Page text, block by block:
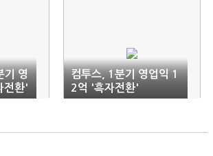
기 영
전환'
컴투스, 1분기 영업익 1
2억 '흑자전환'